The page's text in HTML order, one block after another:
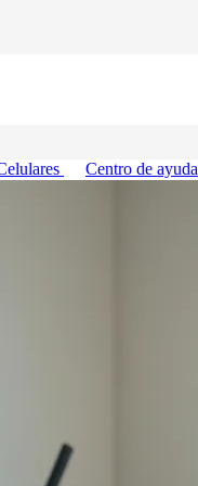
Centro de ayuda